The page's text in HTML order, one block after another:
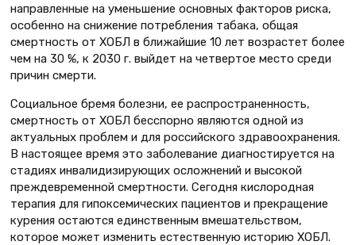
направленные на уменьшение основных факторов риска,
особенно на снижение потребления табака, общая
смертность от ХОБЛ в ближайшие 10 лет возрастет более
чем на 30 %, к 2030 г. выйдет на четвертое место среди
причин смерти.
Социальное бремя болезни, ее распространенность,
смертность от ХОБЛ бесспорно являются одной из
актуальных проблем и для российского здравоохранения.
В настоящее время это заболевание диагностируется на
стадиях инвалидизирующих осложнений и высокой
преждевременной смертности. Сегодня кислородная
терапия для гипоксемических пациентов и прекращение
курения остаются единственным вмешательством,
которое может изменить естественную историю ХОБЛ.